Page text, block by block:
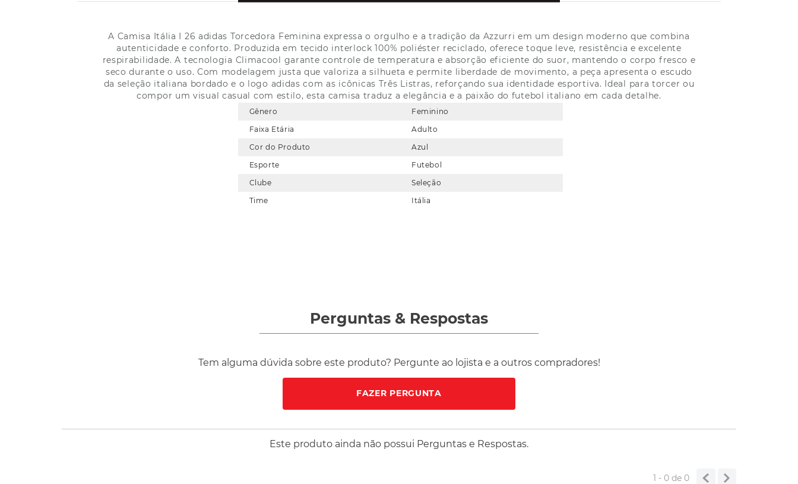
A Camisa Itália I 26 adidas Torcedora Feminina expressa o orgulho e a tradição da Azzurri em um design moderno que combina
autenticidade e conforto. Produzida em tecido interlock 100% poliéster reciclado, oferece toque leve, resistência e excelente
respirabilidade. A tecnologia Climacool garante controle de temperatura e absorção eficiente do suor, mantendo o corpo fresco e
seco durante o uso. Com modelagem justa que valoriza a silhueta e permite liberdade de movimento, a peça apresenta o escudo
da seleção italiana bordado e o logo adidas com as icônicas Três Listras, reforçando sua identidade esportiva. Ideal para torcer ou
compor um visual casual com estilo, esta camisa traduz a elegância e a paixão do futebol italiano em cada detalhe.
Gênero
Feminino
Faixa Etária
Adulto
Cor do Produto
Azul
Esporte
Futebol
Clube
Seleção
Time
Itália
Perguntas & Respostas
Tem alguma dúvida sobre este produto? Pergunte ao lojista e a outros compradores!
FAZER PERGUNTA
Este produto ainda não possui Perguntas e Respostas.
1 - 0de 0